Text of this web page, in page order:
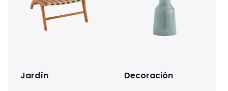
Jardín Decoración